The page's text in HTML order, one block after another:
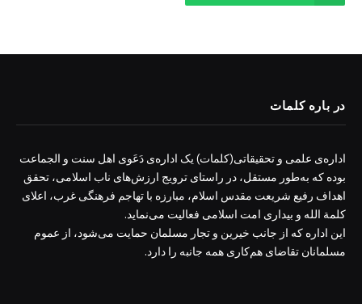
در باره کلمات
اداره‌ی علمی و تحقیقاتی(کلمات) یک اداره‌ی دَعَوی اهل سنت و الجماعت
بوده که به‌طور مستقل، در راستای ترویج ارزش‌های ناب اسلامی، تحقق
اهداف رفیع شریعت مقدس اسلام، مبارزه با تهاجم فرهنگی غرب، اعلای
کلمة الله و بیداری امت اسلامی فعالیت می‌نماید.
این اداره که از جانب خیرین و تجار مسلمان حمایت می‌شود، از عموم
مسلمانان تقاضای هم‌کاری همه جانبه را دارد.